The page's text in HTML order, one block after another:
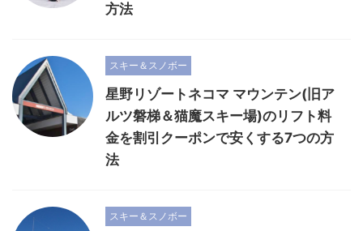
方法
スキー＆スノボー
星野リゾートネコマ マウンテン(旧ア
ルツ磐梯＆猫魔スキー場)のリフト料
金を割引クーポンで安くする7つの方
法
スキー＆スノボー